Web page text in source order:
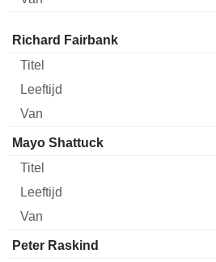
Bestuurder Titel Leeftijd
Richard Fairbank
Mayo Shattuck
Peter Raskind